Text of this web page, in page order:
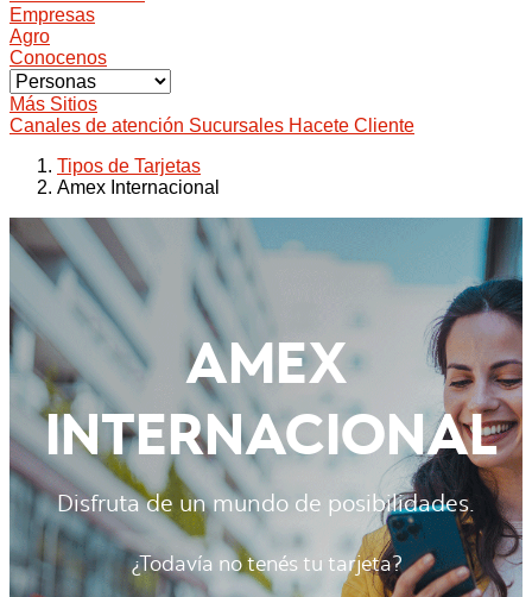
Empresas
Agro
Conocenos
Más Sitios
Canales de atención Sucursales Hacete Cliente
Tipos de Tarjetas
Amex Internacional
AMEX
INTERNACIONAL
Disfruta de un mundo de posibilidades.
¿Todavía no tenés tu tarjeta?